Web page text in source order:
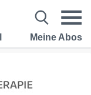
Meine Abos